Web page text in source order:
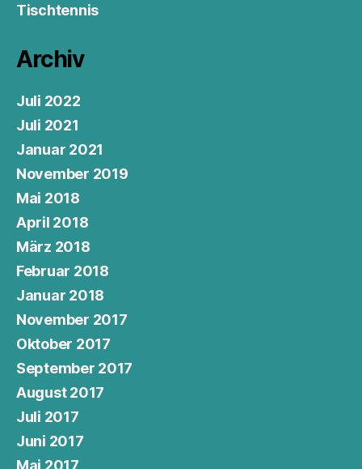
Tischtennis
Archiv
Juli 2022
Juli 2021
Januar 2021
November 2019
Mai 2018
April 2018
März 2018
Februar 2018
Januar 2018
November 2017
Oktober 2017
September 2017
August 2017
Juli 2017
Juni 2017
Mai 2017